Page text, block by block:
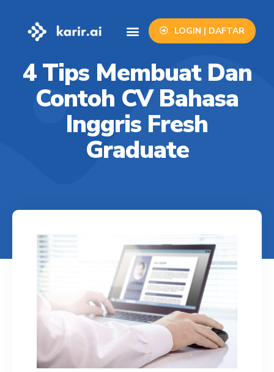
LOGIN | DAFTAR
4 Tips Membuat Dan
Contoh CV Bahasa
Inggris Fresh
Graduate